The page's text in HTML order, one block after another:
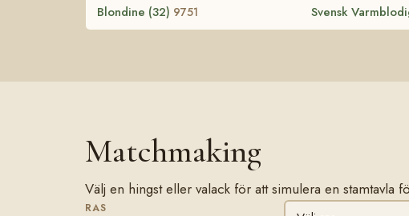
Blondine (32) 9751 Svensk
Matchmaking
Välj en hingst eller valack för att simulera en stamtavla
RAS